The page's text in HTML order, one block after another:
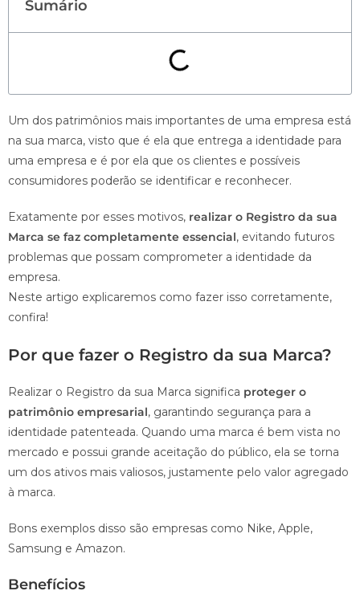
Sumário
Um dos patrimônios mais importantes de uma empresa está
na sua marca, visto que é ela que entrega a identidade para
uma empresa e é por ela que os clientes e possíveis
consumidores poderão se identificar e reconhecer.
Exatamente por esses motivos, realizar o Registro da sua
Marca se faz completamente essencial, evitando futuros
problemas que possam comprometer a identidade da
empresa.
Neste artigo explicaremos como fazer isso corretamente,
confira!
Por que fazer o Registro da sua Marca?
Realizar o Registro da sua Marca significa proteger o
patrimônio empresarial, garantindo segurança para a
identidade patenteada. Quando uma marca é bem vista no
mercado e possui grande aceitação do público, ela se torna
um dos ativos mais valiosos, justamente pelo valor agregado
à marca.
Bons exemplos disso são empresas como Nike, Apple,
Samsung e Amazon.
Benefícios